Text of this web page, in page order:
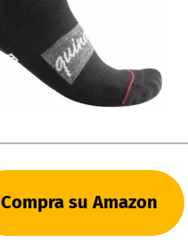
Compra su Amazon